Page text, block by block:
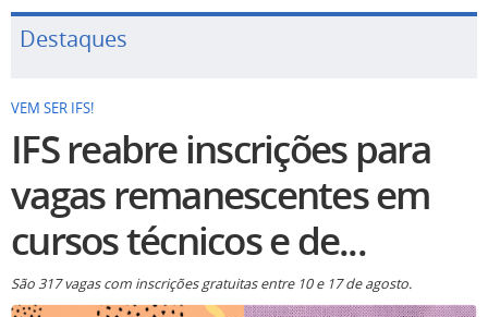
Destaques
VEM SER IFS!
IFS reabre inscrições para
vagas remanescentes em
cursos técnicos e de...
São 317 vagas com inscrições gratuitas entre 10 e 17 de agosto.